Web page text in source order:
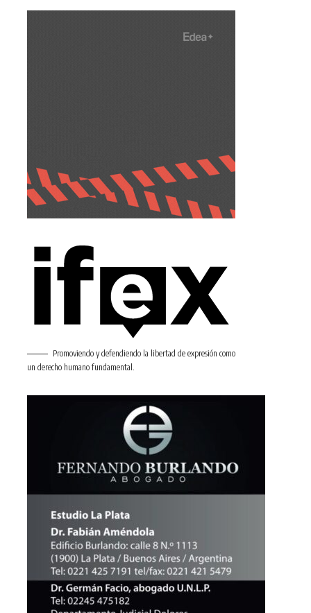
Promoviendo y defendiendo la libertad de expresión como
un derecho humano fundamental.